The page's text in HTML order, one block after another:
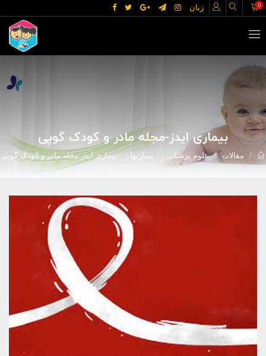
زبان 0
بیماری ایدز-مجله مادر و کودک گوپی
مقالات علوم پزشکی بیماریها بیماری ایدز-مجله مادر و کودک گوپی